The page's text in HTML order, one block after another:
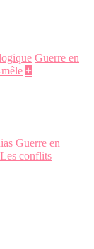
Guerre en
+
Guerre en
Les conflits